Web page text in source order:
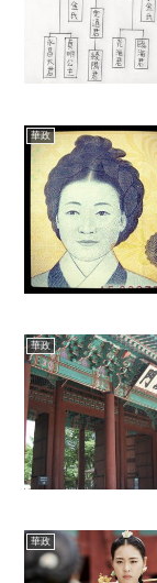
華政
華政
華政